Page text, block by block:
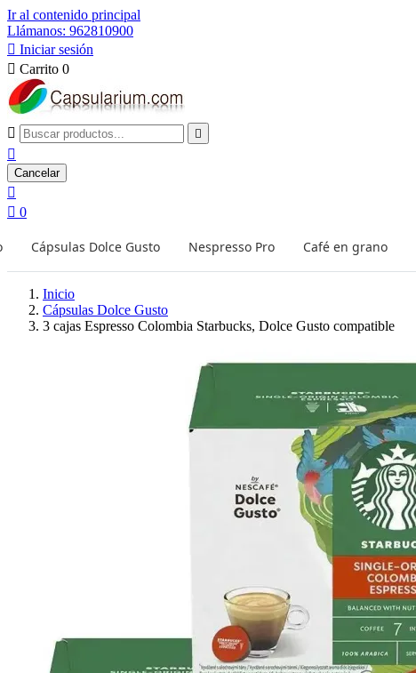
Ir al contenido principal
Llámanos: 962810900
 Iniciar sesión
 Carrito 0
 

Cancelar

 0
Cápsulas Dolce Gusto Nespresso Pro Café en grano
Inicio
Cápsulas Dolce Gusto
3 cajas Espresso Colombia Starbucks, Dolce Gusto compatible